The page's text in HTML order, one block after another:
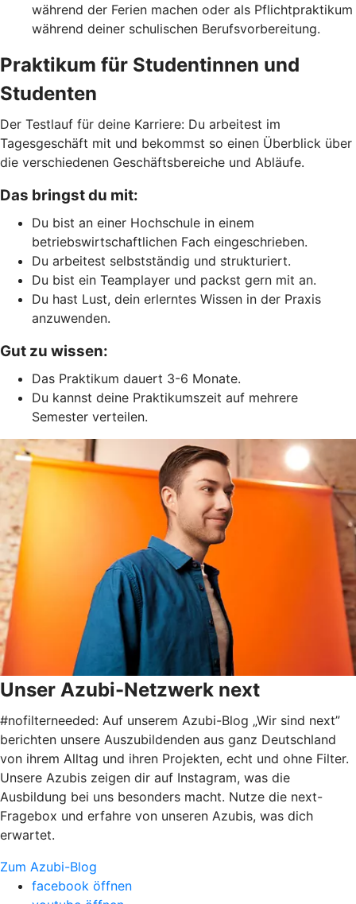
während der Ferien machen oder als Pflichtpraktikum
während deiner schulischen Berufsvorbereitung.
Praktikum für Studentinnen und
Studenten
Der Testlauf für deine Karriere: Du arbeitest im
Tagesgeschäft mit und bekommst so einen Überblick über
die verschiedenen Geschäftsbereiche und Abläufe.
Das bringst du mit:
Du bist an einer Hochschule in einem
betriebswirtschaftlichen Fach eingeschrieben.
Du arbeitest selbstständig und strukturiert.
Du bist ein Teamplayer und packst gern mit an.
Du hast Lust, dein erlerntes Wissen in der Praxis
anzuwenden.
Gut zu wissen:
Das Praktikum dauert 3-6 Monate.
Du kannst deine Praktikumszeit auf mehrere
Semester verteilen.
Unser Azubi-Netzwerk next
#nofilterneeded: Auf unserem Azubi-Blog „Wir sind next”
berichten unsere Auszubildenden aus ganz Deutschland
von ihrem Alltag und ihren Projekten, echt und ohne Filter.
Unsere Azubis zeigen dir auf Instagram, was die
Ausbildung bei uns besonders macht. Nutze die next-
Fragebox und erfahre von unseren Azubis, was dich
erwartet.
Zum Azubi-Blog
facebook öffnen